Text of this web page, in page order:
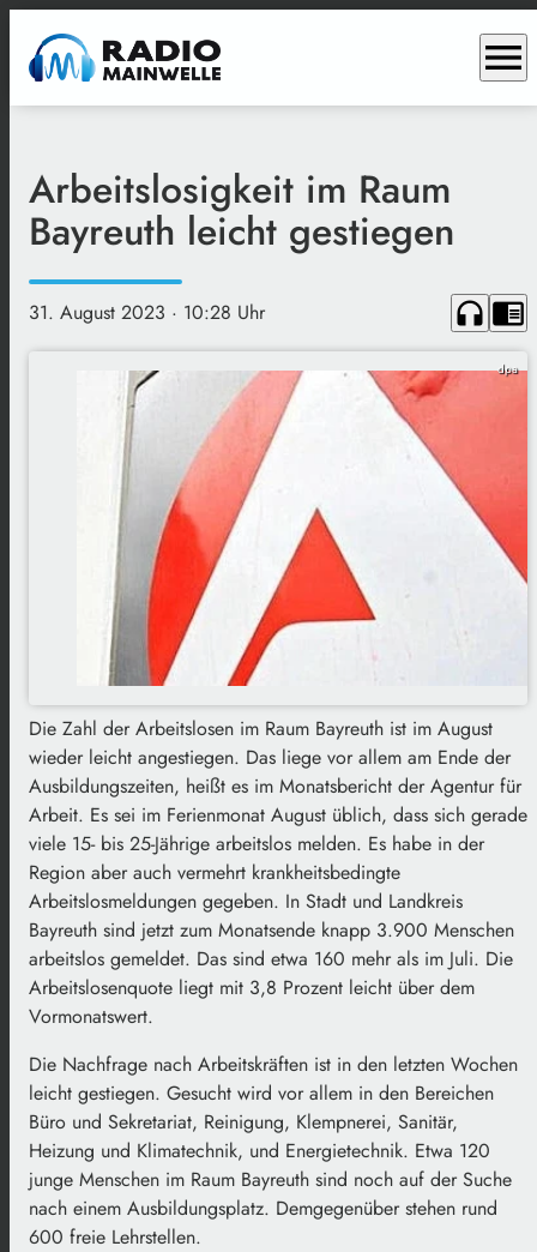
menu
Arbeitslosigkeit im Raum
Bayreuth leicht gestiegen
31. August 2023 · 10:28 Uhr headphones chrome_reader_mode
dpa
Die Zahl der Arbeitslosen im Raum Bayreuth ist im August
wieder leicht angestiegen. Das liege vor allem am Ende der
Ausbildungszeiten, heißt es im Monatsbericht der Agentur für
Arbeit. Es sei im Ferienmonat August üblich, dass sich gerade
viele 15- bis 25-Jährige arbeitslos melden. Es habe in der
Region aber auch vermehrt krankheitsbedingte
Arbeitslosmeldungen gegeben. In Stadt und Landkreis
Bayreuth sind jetzt zum Monatsende knapp 3.900 Menschen
arbeitslos gemeldet. Das sind etwa 160 mehr als im Juli. Die
Arbeitslosenquote liegt mit 3,8 Prozent leicht über dem
Vormonatswert.
Die Nachfrage nach Arbeitskräften ist in den letzten Wochen
leicht gestiegen. Gesucht wird vor allem in den Bereichen
Büro und Sekretariat, Reinigung, Klempnerei, Sanitär,
Heizung und Klimatechnik, und Energietechnik. Etwa 120
junge Menschen im Raum Bayreuth sind noch auf der Suche
nach einem Ausbildungsplatz. Demgegenüber stehen rund
600 freie Lehrstellen.